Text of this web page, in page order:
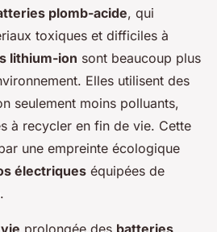
plomb-acide, qui
toxiques et difficiles à
lithium-ion sont beaucoup plus
Elles utilisent des
seulement moins polluants,
à recycler en fin de vie. Cette
une empreinte écologique
électriques équipées de
.
prolongée des batteries